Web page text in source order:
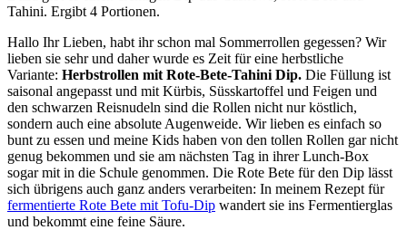
Tahini. Ergibt 4 Portionen.
Hallo Ihr Lieben, habt ihr schon mal Sommerrollen gegessen? Wir
lieben sie sehr und daher wurde es Zeit für eine herbstliche
Variante: Herbstrollen mit Rote-Bete-Tahini Dip. Die Füllung ist
saisonal angepasst und mit Kürbis, Süsskartoffel und Feigen und
den schwarzen Reisnudeln sind die Rollen nicht nur köstlich,
sondern auch eine absolute Augenweide. Wir lieben es einfach so
bunt zu essen und meine Kids haben von den tollen Rollen gar nicht
genug bekommen und sie am nächsten Tag in ihrer Lunch-Box
sogar mit in die Schule genommen. Die Rote Bete für den Dip lässt
sich übrigens auch ganz anders verarbeiten: In meinem Rezept für
fermentierte Rote Bete mit Tofu-Dip wandert sie ins Fermentierglas
und bekommt eine feine Säure.